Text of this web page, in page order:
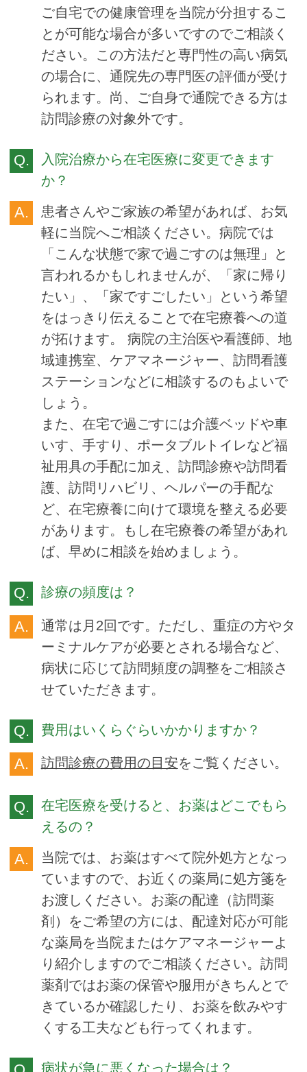
ご自宅での健康管理を当院が分担するこ
とが可能な場合が多いですのでご相談く
ださい。この方法だと専門性の高い病気
の場合に、通院先の専門医の評価が受け
られます。尚、ご自身で通院できる方は
訪問診療の対象外です。
入院治療から在宅医療に変更できます
か？
患者さんやご家族の希望があれば、お気
軽に当院へご相談ください。病院では
「こんな状態で家で過ごすのは無理」と
言われるかもしれませんが、「家に帰り
たい」、「家ですごしたい」という希望
をはっきり伝えることで在宅療養への道
が拓けます。 病院の主治医や看護師、地
域連携室、ケアマネージャー、訪問看護
ステーションなどに相談するのもよいで
しょう。
また、在宅で過ごすには介護ベッドや車
いす、手すり、ポータブルトイレなど福
祉用具の手配に加え、訪問診療や訪問看
護、訪問リハビリ、ヘルパーの手配な
ど、在宅療養に向けて環境を整える必要
があります。もし在宅療養の希望があれ
ば、早めに相談を始めましょう。
診療の頻度は？
通常は月2回です。ただし、重症の方やタ
ーミナルケアが必要とされる場合など、
病状に応じて訪問頻度の調整をご相談さ
せていただきます。
費用はいくらぐらいかかりますか？
訪問診療の費用の目安をご覧ください。
在宅医療を受けると、お薬はどこでもら
えるの？
当院では、お薬はすべて院外処方となっ
ていますので、お近くの薬局に処方箋を
お渡しください。お薬の配達（訪問薬
剤）をご希望の方には、配達対応が可能
な薬局を当院またはケアマネージャーよ
り紹介しますのでご相談ください。訪問
薬剤ではお薬の保管や服用がきちんとで
きているか確認したり、お薬を飲みやす
くする工夫なども行ってくれます。
病状が急に悪くなった場合は？